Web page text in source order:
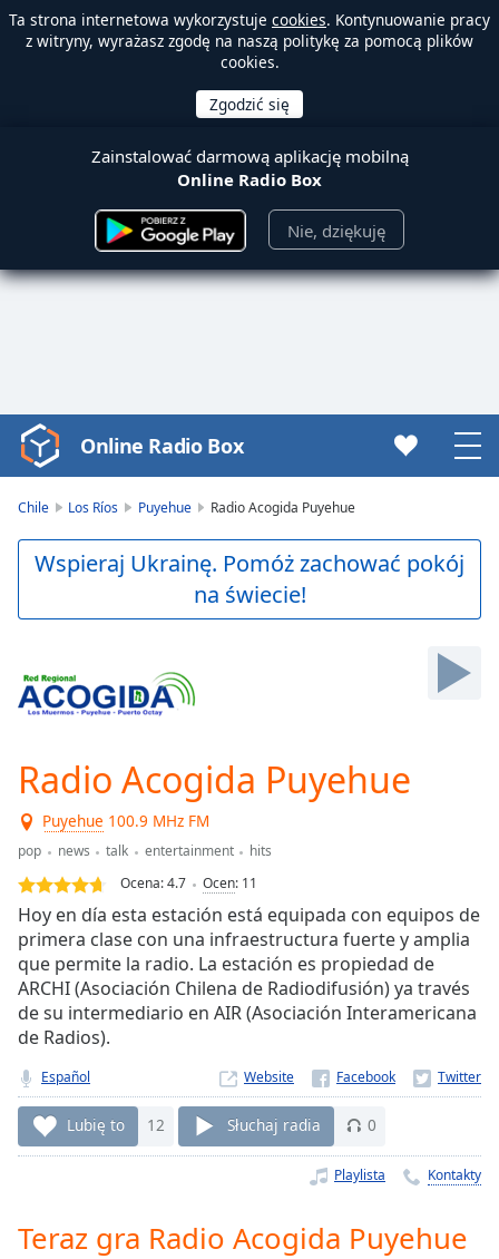
Ta strona internetowa wykorzystuje cookies. Kontynuowanie pracy
z witryny, wyrażasz zgodę na naszą politykę za pomocą plików
cookies.
Zainstalować darmową aplikację mobilną
Online Radio Box
Nie, dziękuję
Video
Player
Play
Video
Skip
Forward
Mute
Loaded:
0.00%
Stream
Type
Seek to
live,
currently
behind
liveLIVE
Remaining
Time-
1x
Playback
Rate
Chapters
Online Radio Box
Chile Los Ríos Puyehue Radio Acogida Puyehue
Wspieraj Ukrainę. Pomóż zachować pokój
na świecie!
Radio Acogida Puyehue
Puyehue 100.9 MHz FM
pop news talk entertainment
hits
Ocena:4.7 Ocen: 11
Hoy en día esta estación está equipada con equipos de
primera clase con una infraestructura fuerte y amplia
que permite la radio. La estación es propiedad de
ARCHI (Asociación Chilena de Radiodifusión) ya través
de su intermediario en AIR (Asociación Interamericana
de Radios).
Español Website
Lubię to 12 Słuchaj radia 0
Playlista Kontakty
Teraz gra Radio Acogida Puyehue